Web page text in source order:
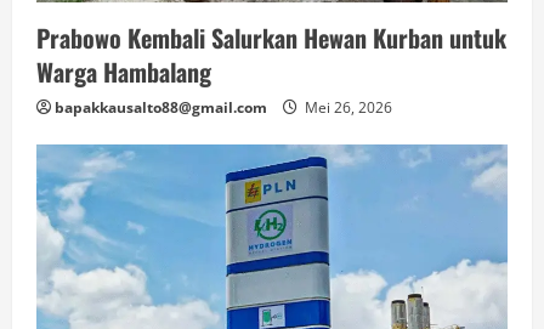
Prabowo Kembali Salurkan Hewan Kurban untuk
Warga Hambalang
bapakkausalto88@gmail.com Mei 26, 2026